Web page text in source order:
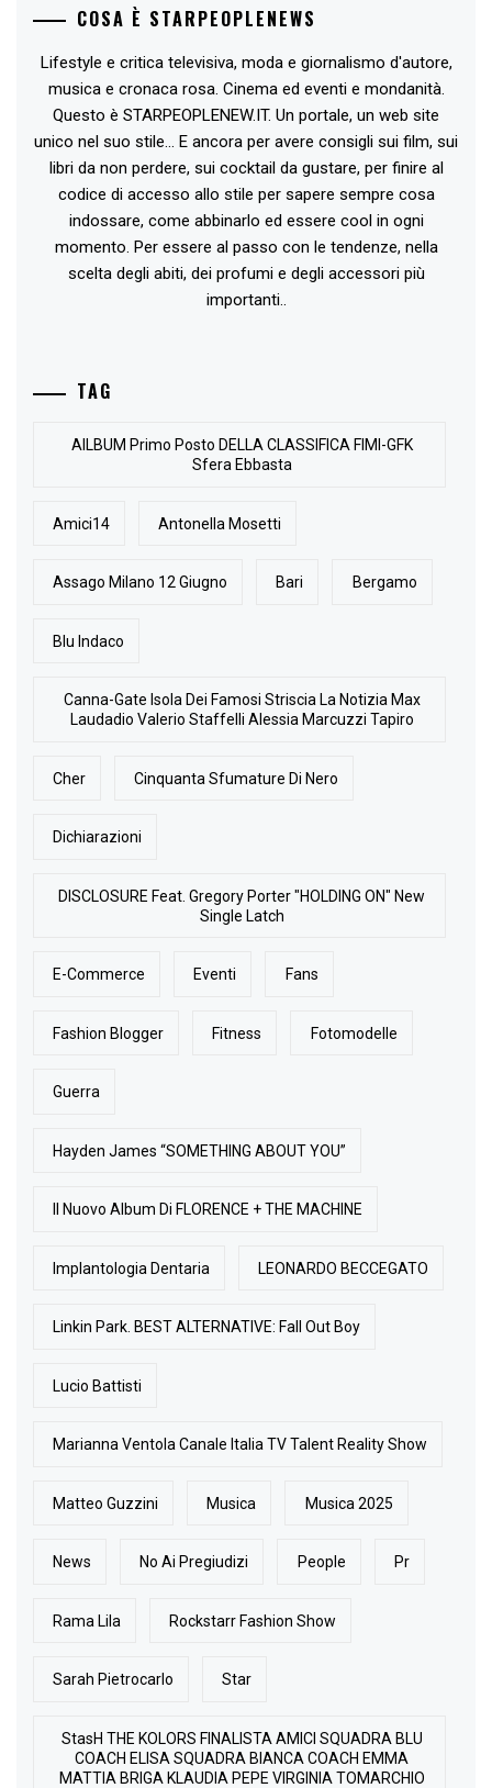
COSA È STARPEOPLENEWS
Lifestyle e critica televisiva, moda e giornalismo d'autore,
musica e cronaca rosa. Cinema ed eventi e mondanità.
Questo è STARPEOPLENEW.IT. Un portale, un web site
unico nel suo stile... E ancora per avere consigli sui film, sui
libri da non perdere, sui cocktail da gustare, per finire al
codice di accesso allo stile per sapere sempre cosa
indossare, come abbinarlo ed essere cool in ogni
momento. Per essere al passo con le tendenze, nella
scelta degli abiti, dei profumi e degli accessori più
importanti..
TAG
AlLBUM Primo Posto DELLA CLASSIFICA FIMI-GFK
Sfera Ebbasta
Amici14 Antonella Mosetti
Assago Milano 12 Giugno Bari Bergamo
Blu Indaco
Canna-Gate Isola Dei Famosi Striscia La Notizia Max
Laudadio Valerio Staffelli Alessia Marcuzzi Tapiro
Cher Cinquanta Sfumature Di Nero
Dichiarazioni
DISCLOSURE Feat. Gregory Porter "HOLDING ON" New
Single Latch
E-Commerce Eventi Fans
Fashion Blogger Fitness Fotomodelle
Guerra
Hayden James “SOMETHING ABOUT YOU”
Il Nuovo Album Di FLORENCE + THE MACHINE
Implantologia Dentaria LEONARDO BECCEGATO
Linkin Park. BEST ALTERNATIVE: Fall Out Boy
Lucio Battisti
Marianna Ventola Canale Italia TV Talent Reality Show
Matteo Guzzini Musica Musica 2025
News No Ai Pregiudizi People Pr
Rama Lila Rockstarr Fashion Show
Sarah Pietrocarlo Star
StasH THE KOLORS FINALISTA AMICI SQUADRA BLU
COACH ELISA SQUADRA BIANCA COACH EMMA
MATTIA BRIGA KLAUDIA PEPE VIRGINIA TOMARCHIO